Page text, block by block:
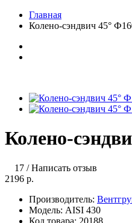
Главная
Колено-сэндвич 45°
Колено-
17 /Написать отзыв
2196 р.
Производитель:
Модель: AISI 430
Код товара: 20188